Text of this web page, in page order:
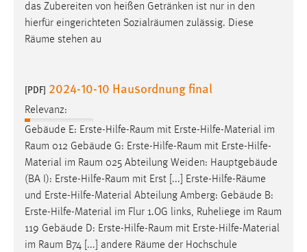
das Zubereiten von heißen Getränken ist nur in den
hierfür eingerichteten Sozialräumen zulässig. Diese
Räume stehen au
[PDF] 2024-10-10 Hausordnung final
Relevanz:
Gebäude E: Erste-Hilfe-Raum mit Erste-Hilfe-Material im
Raum 012 Gebäude G: Erste-Hilfe-Raum mit Erste-Hilfe-
Material im Raum 025 Abteilung Weiden: Hauptgebäude
(BA I): Erste-Hilfe-Raum mit Erst [...] Erste-Hilfe-Räume
und Erste-Hilfe-Material Abteilung Amberg: Gebäude B:
Erste-Hilfe-Material im Flur 1.OG links, Ruheliege im Raum
119 Gebäude D: Erste-Hilfe-Raum mit Erste-Hilfe-Material
im Raum B74 [...] andere Räume der Hochschule